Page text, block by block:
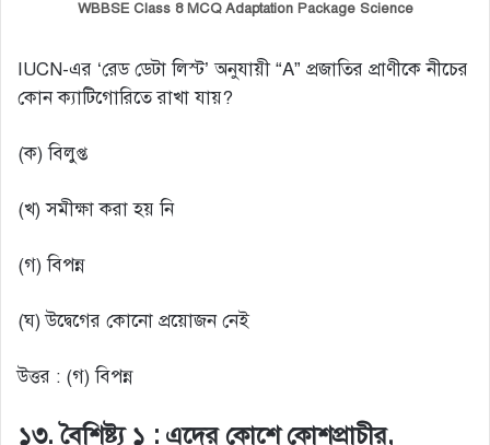
WBBSE Class 8 MCQ Adaptation Package Science
IUCN-এর ‘রেড ডেটা লিস্ট’ অনুযায়ী “A” প্রজাতির প্রাণীকে নীচের
কোন ক্যাটিগোরিতে রাখা যায়?
(ক) বিলুপ্ত
(খ) সমীক্ষা করা হয় নি
(গ) বিপন্ন
(ঘ) উদ্বেগের কোনো প্রয়োজন নেই
উত্তর : (গ) বিপন্ন
১৩. বৈশিষ্ট্য ১ : এদের কোশে কোশপ্রাচীর,